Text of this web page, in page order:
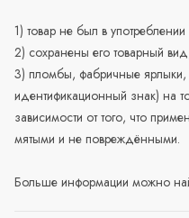
1) товар не был в
2) сохранены его товарный
3) пломбы, фабричные
идентификационный знак) на
зависимости от того, что
мятыми и не повреждёнными.
Больше информации можно